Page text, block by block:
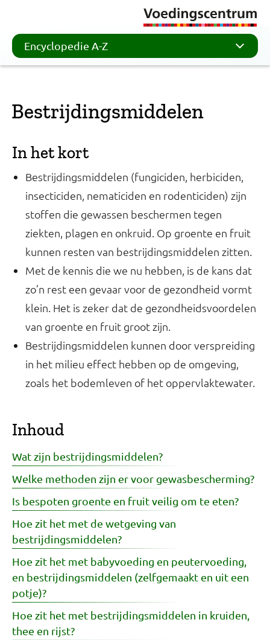
Encyclopedie A-Z
Bestrijdingsmiddelen
In het kort
Bestrijdingsmiddelen (fungiciden, herbiciden,
insecticiden, nematiciden en rodenticiden) zijn
stoffen die gewassen beschermen tegen
ziekten, plagen en onkruid. Op groente en fruit
kunnen resten van bestrijdingsmiddelen zitten.
Met de kennis die we nu hebben, is de kans dat
zo’n rest een gevaar voor de gezondheid vormt
klein. Het is zeker dat de gezondheidsvoordelen
van groente en fruit groot zijn.
Bestrijdingsmiddelen kunnen door verspreiding
in het milieu effect hebben op de omgeving,
zoals het bodemleven of het oppervlaktewater.
Inhoud
Wat zijn bestrijdingsmiddelen?
Welke methoden zijn er voor gewasbescherming?
Is bespoten groente en fruit veilig om te eten?
Hoe zit het met de wetgeving van
bestrijdingsmiddelen?
Hoe zit het met babyvoeding en peutervoeding,
en bestrijdingsmiddelen (zelfgemaakt en uit een
potje)?
Hoe zit het met bestrijdingsmiddelen in kruiden,
thee en rijst?